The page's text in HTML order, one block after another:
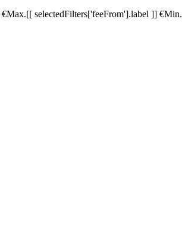
€Max.[[ selectedFilters['feeFrom'].label ]] €Min.